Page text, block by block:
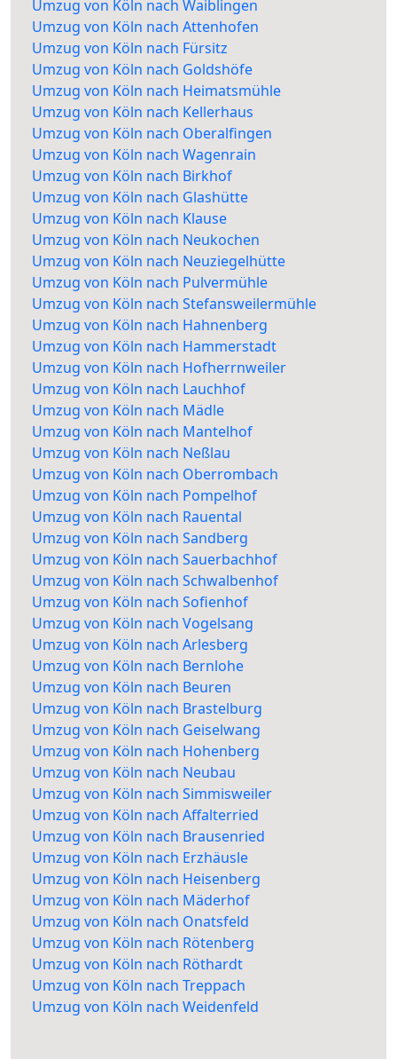
Umzug von Köln nach Waiblingen
Umzug von Köln nach Attenhofen
Umzug von Köln nach Fürsitz
Umzug von Köln nach Goldshöfe
Umzug von Köln nach Heimatsmühle
Umzug von Köln nach Kellerhaus
Umzug von Köln nach Oberalfingen
Umzug von Köln nach Wagenrain
Umzug von Köln nach Birkhof
Umzug von Köln nach Glashütte
Umzug von Köln nach Klause
Umzug von Köln nach Neukochen
Umzug von Köln nach Neuziegelhütte
Umzug von Köln nach Pulvermühle
Umzug von Köln nach Stefansweilermühle
Umzug von Köln nach Hahnenberg
Umzug von Köln nach Hammerstadt
Umzug von Köln nach Hofherrnweiler
Umzug von Köln nach Lauchhof
Umzug von Köln nach Mädle
Umzug von Köln nach Mantelhof
Umzug von Köln nach Neßlau
Umzug von Köln nach Oberrombach
Umzug von Köln nach Pompelhof
Umzug von Köln nach Rauental
Umzug von Köln nach Sandberg
Umzug von Köln nach Sauerbachhof
Umzug von Köln nach Schwalbenhof
Umzug von Köln nach Sofienhof
Umzug von Köln nach Vogelsang
Umzug von Köln nach Arlesberg
Umzug von Köln nach Bernlohe
Umzug von Köln nach Beuren
Umzug von Köln nach Brastelburg
Umzug von Köln nach Geiselwang
Umzug von Köln nach Hohenberg
Umzug von Köln nach Neubau
Umzug von Köln nach Simmisweiler
Umzug von Köln nach Affalterried
Umzug von Köln nach Brausenried
Umzug von Köln nach Erzhäusle
Umzug von Köln nach Heisenberg
Umzug von Köln nach Mäderhof
Umzug von Köln nach Onatsfeld
Umzug von Köln nach Rötenberg
Umzug von Köln nach Röthardt
Umzug von Köln nach Treppach
Umzug von Köln nach Weidenfeld